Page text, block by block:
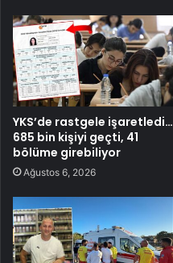
YKS’de rastgele işaretledi…
685 bin kişiyi geçti, 41
bölüme girebiliyor
Ağustos 6, 2026